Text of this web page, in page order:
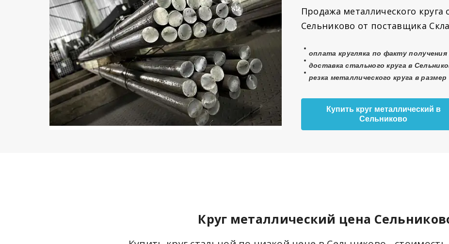
Продажа металлического
Сельниково от поставщика
оплата кругляка по факту получения
доставка стального круга в
резка металлического круга в размер
Купить круг металлический в
Сельниково
Круг металлический цена